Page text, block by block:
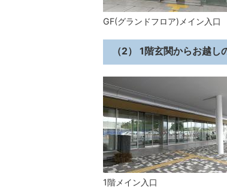
GF(グランドフロア)メイン入口
（2） 1階玄関からお越し
1階メイン入口